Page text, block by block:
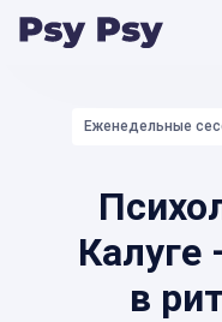
Еженедельные
в